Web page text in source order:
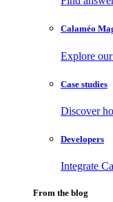
Calaméo
Explore
Case studies
Discover
Developers
Integrate
From the blog